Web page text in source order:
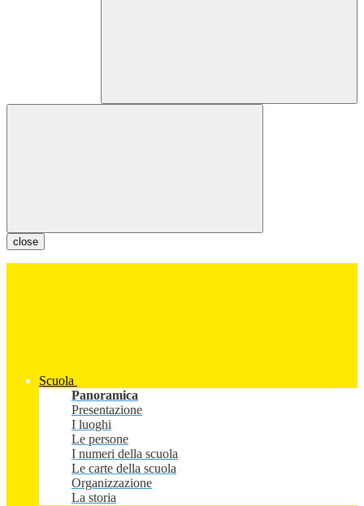
close
Scuola
Panoramica
Presentazione
I luoghi
Le persone
I numeri della scuola
Le carte della scuola
Organizzazione
La storia